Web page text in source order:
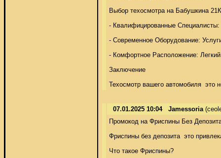
Выбор техосмотра на Бабушкина
- Квалифицированные
- Современное Оборудование:
- Комфортное Расположение:
Заключение
Техосмотр вашего автомобиля  это
07.01.2025 10:04 Jamessoria
Промокод на Фриспины Без
Фриспины без депозита  это
Что такое Фриспины?